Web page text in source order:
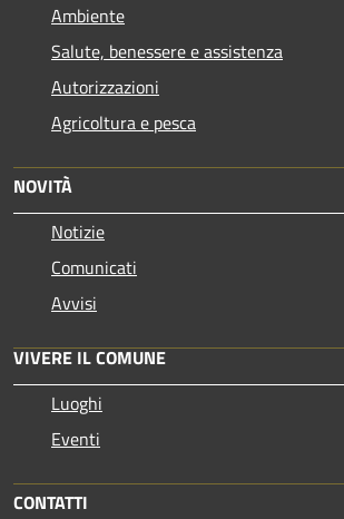
Ambiente
Salute, benessere e assistenza
Autorizzazioni
Agricoltura e pesca
NOVITÀ
Notizie
Comunicati
Avvisi
VIVERE IL COMUNE
Luoghi
Eventi
CONTATTI